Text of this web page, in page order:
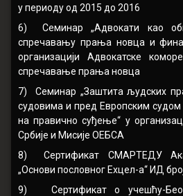
у периоду од 2015 до 2016
6) Семинар „Адвокати као
спречавању прања новца и
организацији Адвокатске
спречавање прања новца
7) Семинар „Заштита људских
судовима и пред Европским
на правично суђење“ у
Србије и Мисије ОЕБСА
8) Сертификат СМАРТЕДУ
„Основи пословног Еxцел-а“ ИД
9) Сертификат о учешћу-